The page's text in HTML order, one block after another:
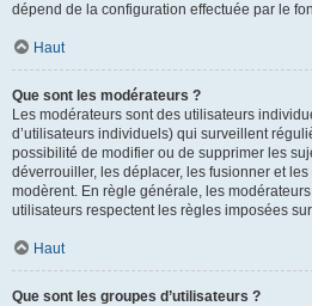
dépend de la configuration effectuée par le
Haut
Que sont les modérateurs ?
Les modérateurs sont des utilisateurs
d’utilisateurs individuels) qui surveillent
possibilité de modifier ou de supprimer les
déverrouiller, les déplacer, les fusionner et
modèrent. En règle générale, les
utilisateurs respectent les règles imposées
Haut
Que sont les groupes d’utilisateurs ?